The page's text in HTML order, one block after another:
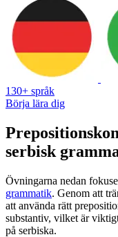
130+ språk
Börja lära dig
serbisk
Övningarna nedan
grammatik. Genom att
att använda rätt
substantiv, vilket är
på serbiska.